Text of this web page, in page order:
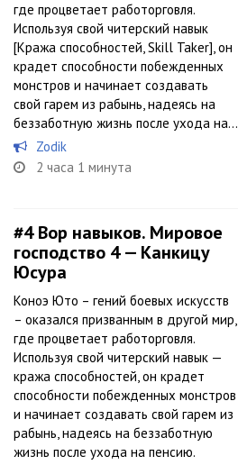
где процветает работорговля.
Используя свой читерский навык
[Кража способностей, Skill Taker], он
крадет способности побежденных
монстров и начинает создавать
свой гарем из рабынь, надеясь на
беззаботную жизнь после ухода на...
Zodik
2 часа 1 минута
#4Вор навыков. Мировое
господство 4 — Канкицу
Юсура
Коноэ Юто – гений боевых искусств
– оказался призванным в другой мир,
где процветает работорговля.
Используя свой читерский навык —
кража способностей, он крадет
способности побежденных монстров
и начинает создавать свой гарем из
рабынь, надеясь на беззаботную
жизнь после ухода на пенсию.